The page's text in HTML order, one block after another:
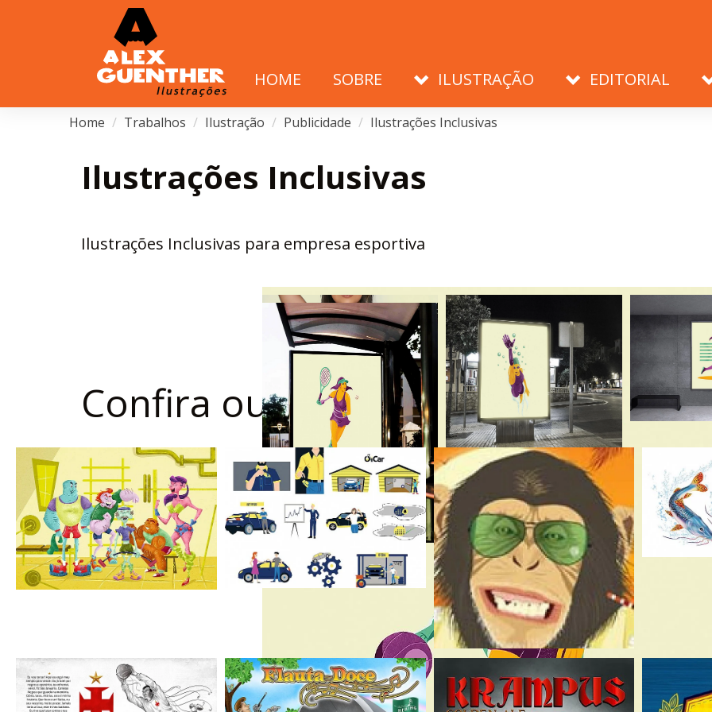
HOME SOBRE ILUSTRAÇÃO EDITORIAL
Home Trabalhos Ilustração Publicidade Ilustrações Inclusivas
Ilustrações Inclusivas
Ilustrações Inclusivas para empresa esportiva
Confira outros Trabalhos